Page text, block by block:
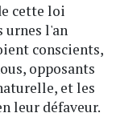
cette loi
urnes l'an
conscients,
opposants
et les
leur défaveur.